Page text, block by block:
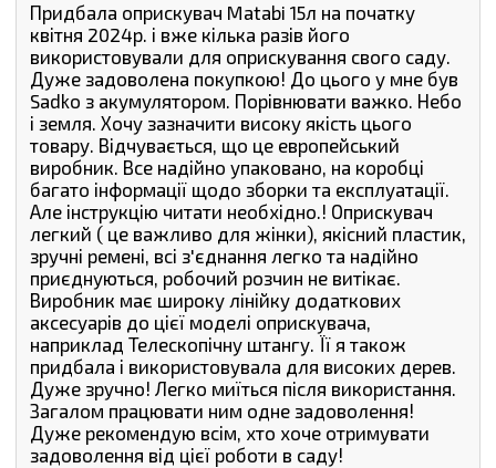
Придбала оприскувач Matabi 15л на початку
квітня 2024р. і вже кілька разів його
використовували для оприскування свого саду.
Дуже задоволена покупкою! До цього у мне був
Sadko з акумулятором. Порівнювати важко. Небо
і земля. Хочу зазначити високу якість цього
товару. Відчувається, що це европейський
виробник. Все надійно упаковано, на коробці
багато інформації щодо зборки та експлуатації.
Але інструкцію читати необхідно.! Оприскувач
легкий ( це важливо для жінки), якісний пластик,
зручні ремені, всі з′єднання легко та надійно
приєднуються, робочий розчин не витікає.
Виробник має широку лінійку додаткових
аксесуарів до цієї моделі оприскувача,
наприклад Телескопічну штангу. Її я також
придбала і використовувала для високих дерев.
Дуже зручно! Легко миїться після використання.
Загалом працювати ним одне задоволення!
Дуже рекомендую всім, хто хоче отримувати
задоволення від цієї роботи в саду!